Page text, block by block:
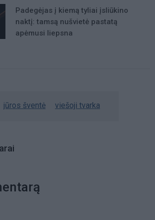
Padegėjas į kiemą tyliai įsliūkino
naktį: tamsą nušvietė pastatą
apėmusi liepsna
jūros šventė viešoji tvarka